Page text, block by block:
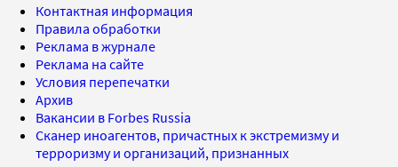
Контактная информация
Правила обработки
Реклама в журнале
Реклама на сайте
Условия перепечатки
Архив
Вакансии в Forbes Russia
Сканер иноагентов, причастных к экстремизму и
терроризму и организаций, признанных